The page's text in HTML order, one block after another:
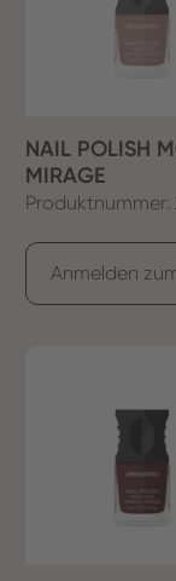
NAIL POLISH
MIRAGE
Produktnummer: